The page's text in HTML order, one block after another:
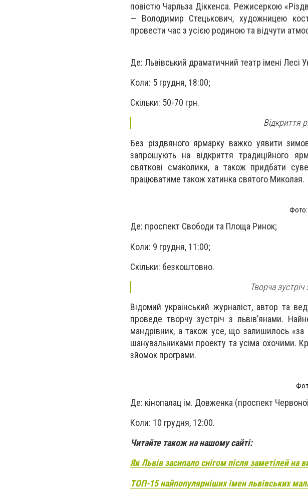
повістю Чарльза Діккенса. Режисеркою
— Володимир Стецькович, художницею
провести час з усією родиною та відчути
Де: Львівський драматичний театр імені Лесі
Коли: 5 грудня, 18:00;
Скільки: 50-70 грн.
Відкриття
Без різдвяного ярмарку важко уявити
запрошують на відкриття традиційного
святкові смаколики, а також придбати
працюватиме також хатинка святого Миколая.
Фото:
Де: проспект Свободи та Площа Ринок;
Коли: 9 грудня, 11:00;
Скільки: безкоштовно.
Творча
Відомий український журналіст, автор та
проведе творчу зустріч з львів’янами.
мандрівник, а також усе, що залишилось «за
шанувальниками проекту та усіма охочими.
зйомок програми.
Де: кінопалац ім. Довженка (проспект
Коли: 10 грудня, 12:00.
Читайте також на нашому сайті:
Як Львів засипало снігом після заметілей на
ТОП-15 найпопулярніших імен львівських